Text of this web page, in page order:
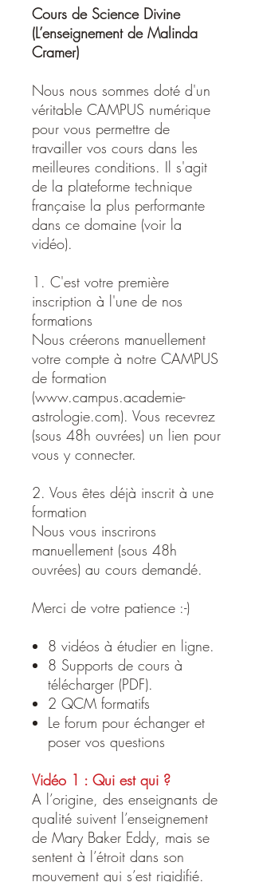
Cours de Science Divine
(L’enseignement de Malinda
Cramer)
Nous nous sommes doté d'un
véritable CAMPUS numérique
pour vous permettre de
travailler vos cours dans les
meilleures conditions. Il s'agit
de la plateforme technique
française la plus performante
dans ce domaine (voir la
vidéo).
1. C'est votre première
inscription à l'une de nos
formations
Nous créerons manuellement
votre compte à notre CAMPUS
de formation
(www.campus.academie-
astrologie.com). Vous recevrez
(sous 48h ouvrées) un lien pour
vous y connecter.
2. Vous êtes déjà inscrit à une
formation
Nous vous inscrirons
manuellement (sous 48h
ouvrées) au cours demandé.
Merci de votre patience :-)
8 vidéos à étudier en ligne.
8 Supports de cours à
télécharger (PDF).
2 QCM formatifs
Le forum pour échanger et
poser vos questions
Vidéo 1 : Qui est qui ?
A l’origine, des enseignants de
qualité suivent l’enseignement
de Mary Baker Eddy, mais se
sentent à l’étroit dans son
mouvement qui s’est rigidifié.